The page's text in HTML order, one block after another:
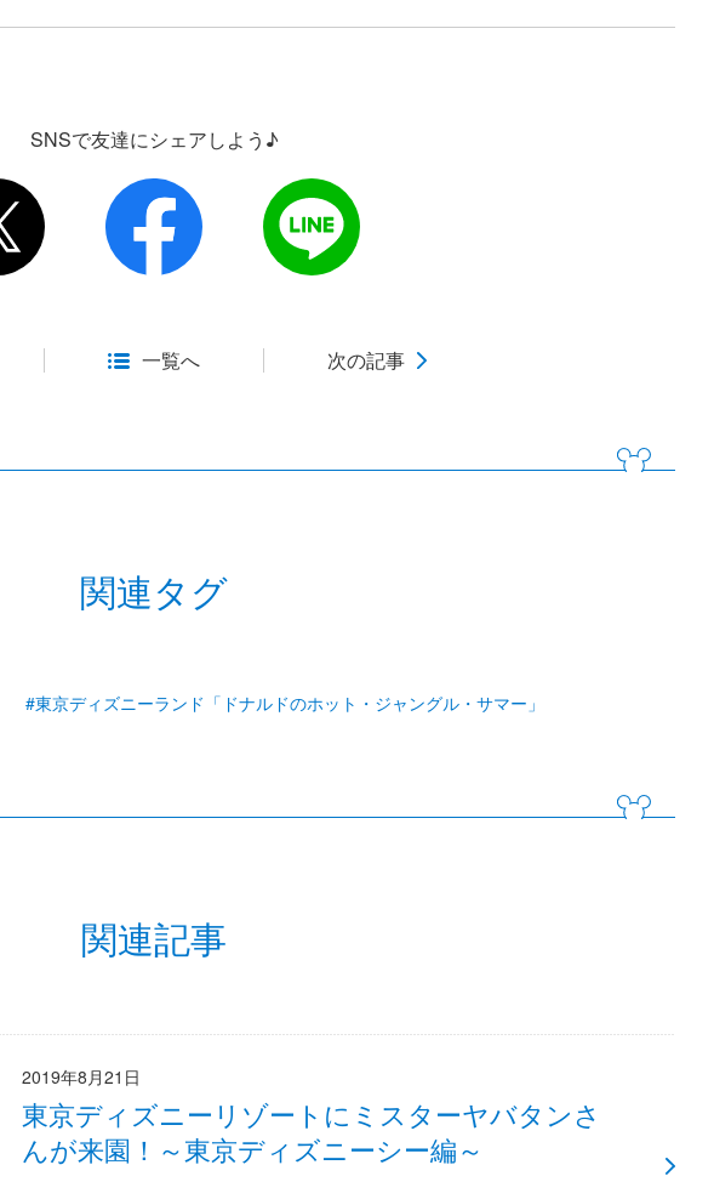
SNSで友達にシェアしよう♪
一覧へ 次の記事
関連タグ
#東京ディズニーランド「ドナルドのホット・ジャングル・サマー」
関連記事
2019年8月21日
東京ディズニーリゾートにミスターヤバタンさ
んが来園！～東京ディズニーシー編～